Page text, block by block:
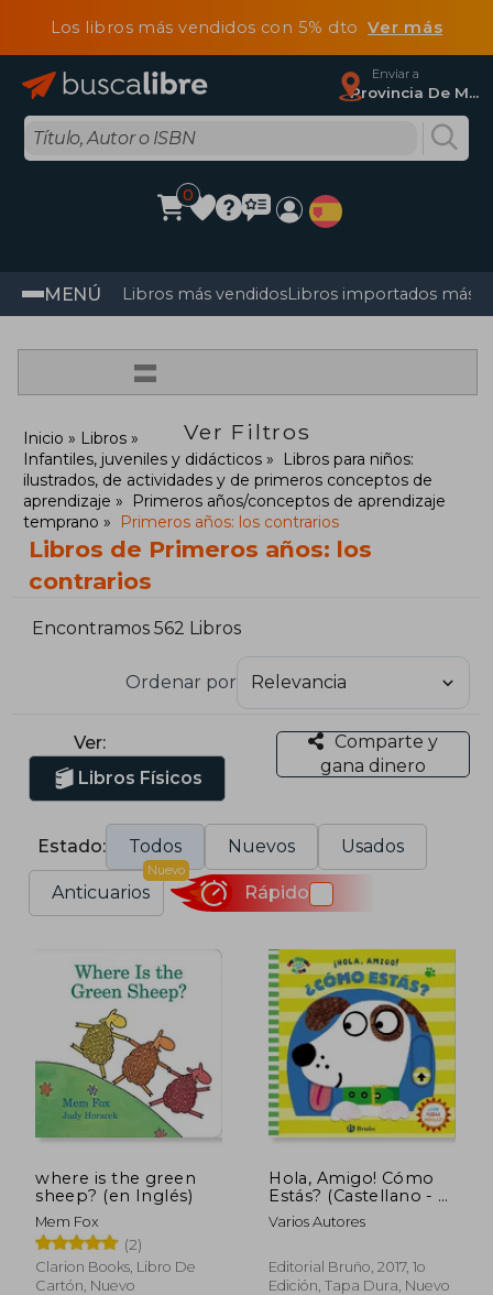
Los libros más vendidos con 5% dtoVer más
Enviar a
Provincia De Madrid
0
MENÚ Libros más vendidosLibros importados más
=
Ver Filtros
Inicio
Libros
Infantiles, juveniles y didácticos
Libros para niños:
ilustrados, de actividades y de primeros conceptos de
aprendizaje
Primeros años/conceptos de aprendizaje
temprano
Primeros años: los contrarios
Libros de Primeros años: los
contrarios
Encontramos 562 Libros
Ordenar por
Ver:
Libros Físicos
Comparte y
gana dinero
Estado: Todos Nuevos Usados
Anticuarios
Nuevo
Rápido
where is the green
sheep? (en Inglés)
Mem Fox
(2)
Clarion Books, Libro De
Cartón, Nuevo
Hola, Amigo! Cómo
Estás? (Castellano - a
Partir de 0 Años -
Proyecto de 0 a 3
Manipulativos)
Varios Autores
Editorial Bruño, 2017, 1o
Edición, Tapa Dura, Nuevo